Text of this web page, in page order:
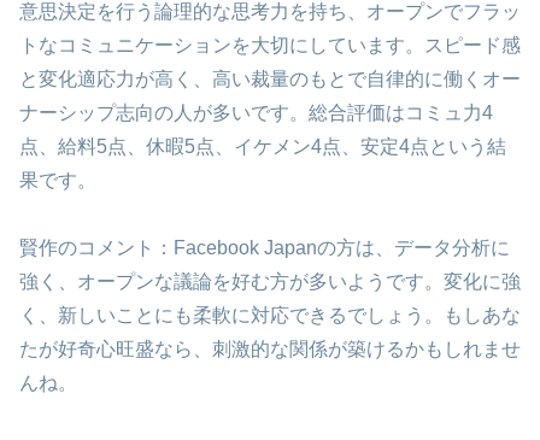
意思決定を行う論理的な思考力を持ち、オープンでフラッ
トなコミュニケーションを大切にしています。スピード感
と変化適応力が高く、高い裁量のもとで自律的に働くオー
ナーシップ志向の人が多いです。総合評価はコミュ力4
点、給料5点、休暇5点、イケメン4点、安定4点という結
果です。
賢作のコメント：Facebook Japanの方は、データ分析に
強く、オープンな議論を好む方が多いようです。変化に強
く、新しいことにも柔軟に対応できるでしょう。もしあな
たが好奇心旺盛なら、刺激的な関係が築けるかもしれませ
んね。